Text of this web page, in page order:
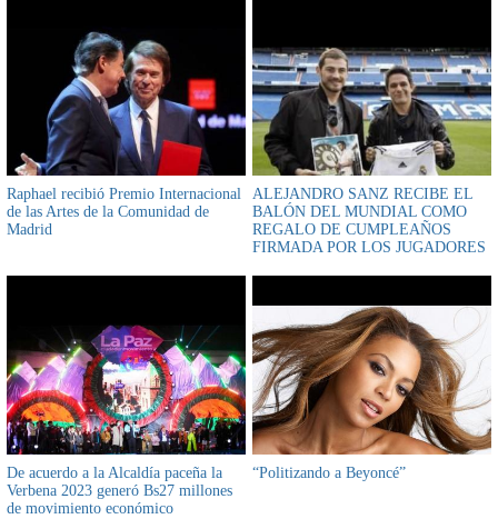
Raphael recibió Premio Internacional
de las Artes de la Comunidad de
Madrid
ALEJANDRO SANZ RECIBE EL
BALÓN DEL MUNDIAL COMO
REGALO DE CUMPLEAÑOS
FIRMADA POR LOS JUGADORES
De acuerdo a la Alcaldía paceña la
Verbena 2023 generó Bs27 millones
de movimiento económico
“Politizando a Beyoncé”